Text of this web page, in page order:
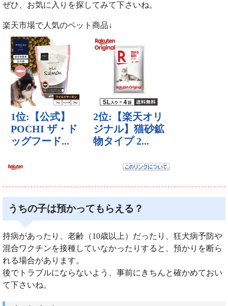
ぜひ、お気に入りを探してみて下さいね。
楽天市場で人気のペット商品↓
うちの子は預かってもらえる？
持病があったり、老齢（10歳以上）だったり、狂犬病予防や
混合ワクチンを接種していなかったりすると、預かりを断ら
れる場合があります。
後でトラブルにならないよう、事前にきちんと確かめておい
て下さいね。